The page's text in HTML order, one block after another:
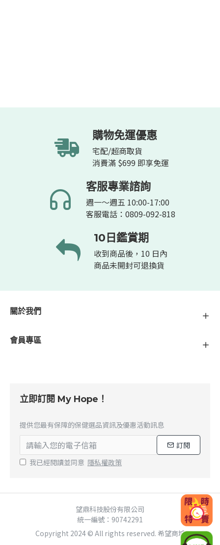
工的盡心盡力，使得史
產品方面的專家。
購物免運優惠
宅配/超商取貨
消費滿 $699 即享免運
客服專業諮詢
週一～週五 10:00-17:00
客服電話：0809-092-818
10日鑑賞期
收到商品後，10 日內
商品未開封可退換貨
關於我們
會員專區
立即訂閱 My Hope！
提供您最有保障的保健選品資訊及優惠活動訊息
訂閱
我已經閱讀並同意 隱私權政策
望鼎科技股份有限公司
統一編號：90742291
Copyright 2024 © All rights reserved. 希望商城